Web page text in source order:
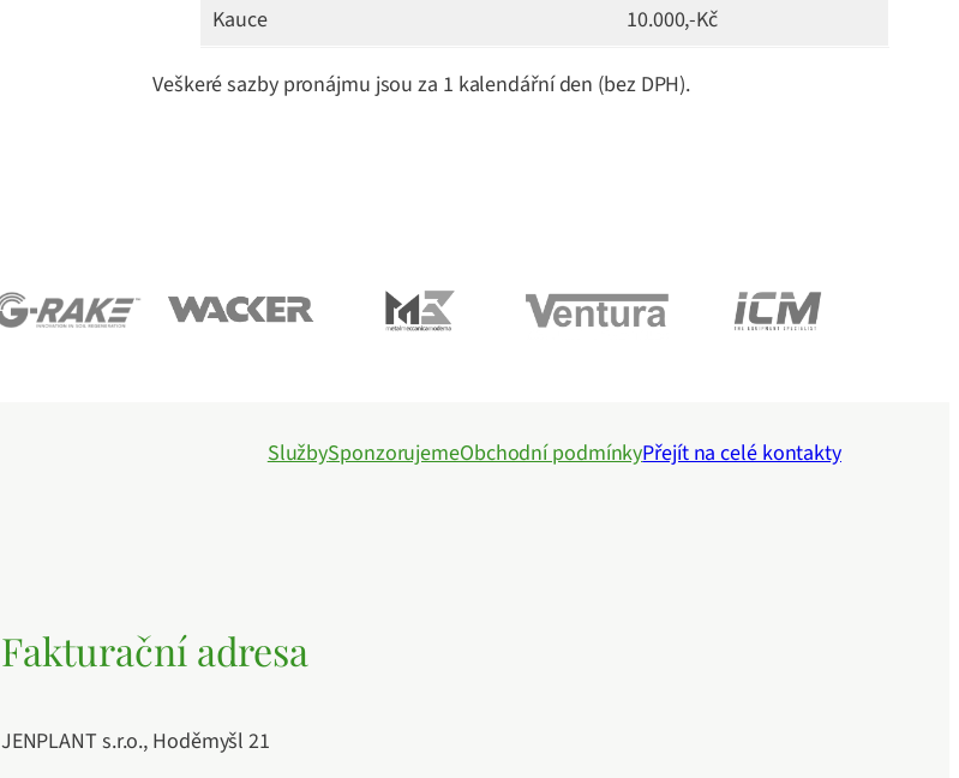
Kauce
10.000,-Kč
Veškeré sazby pronájmu jsou za 1 kalendářní den (bez DPH).
SlužbySponzorujemeObchodní podmínkyPřejít na celé kontakty
Fakturační adresa
JENPLANT s.r.o., Hoděmyšl 21